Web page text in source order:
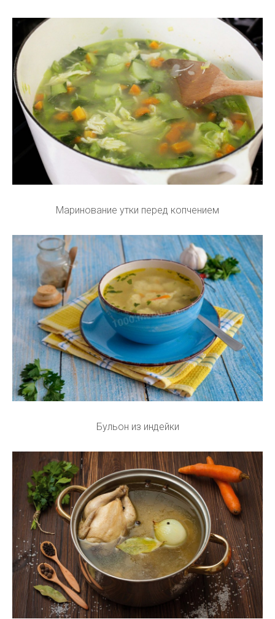
Маринование утки перед копчением
Бульон из индейки